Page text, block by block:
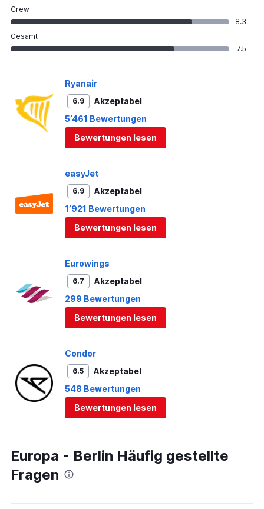
Crew
8.3
Gesamt
7.5
Ryanair
6.9
Akzeptabel
5’461 Bewertungen
Bewertungen lesen
easyJet
6.9
Akzeptabel
1’921 Bewertungen
Bewertungen lesen
Eurowings
6.7
Akzeptabel
299 Bewertungen
Bewertungen lesen
Condor
6.5
Akzeptabel
548 Bewertungen
Bewertungen lesen
Europa - Berlin Häufig gestellte
Fragen